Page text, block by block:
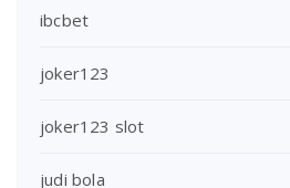
ibcbet
joker123
joker123 slot
judi bola